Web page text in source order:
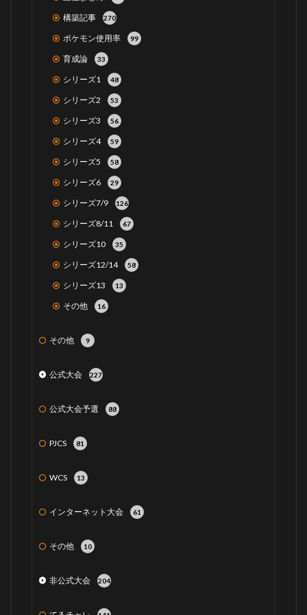
構築記事 270
ポケモン使用率 99
育成論 33
シリーズ1 48
シリーズ2 53
シリーズ3 56
シリーズ4 59
シリーズ5 58
シリーズ6 29
シリーズ7/9 126
シリーズ8/11 67
シリーズ10 35
シリーズ12/14 58
シリーズ13 13
その他 16
その他 9
公式大会 227
公式大会予選 88
PJCS 81
WCS 13
インターネット大会 61
その他 10
非公式大会 204